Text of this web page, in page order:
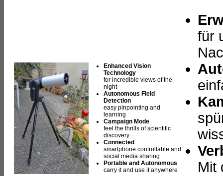
Enhanced Vision
Technology
for incredible views of the
night
Autonomous Field
Detection
easy pinpointing and
learning
Campaign Mode
feel the thrills of scientific
discovery
Connected
smartphone controllable and
social media sharing
Portable and Autonomous
carry it and use it anywhere
für
Mit